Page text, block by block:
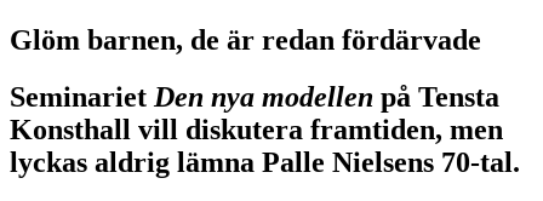
Glöm barnen, de är redan fördärvade
Seminariet Den nya modellen på Tensta
Konsthall vill diskutera framtiden, men
lyckas aldrig lämna Palle Nielsens 70-tal.